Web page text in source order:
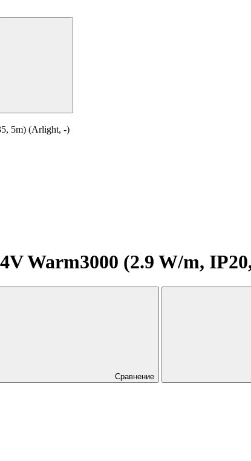
5m) (Arlight, -)
Warm3000 (2.9 W/m,
Сравнение